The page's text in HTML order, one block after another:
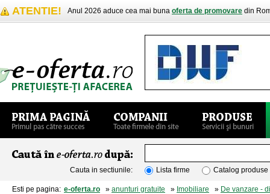
ATENTIE! Anul 2026 aduce cea mai buna oferta de promovare din
Cauta in sectiunile: Lista firme Catalog produse
Esti pe pagina: e-oferta.ro » anunturi gratuite » Imobiliare » De vanzare -